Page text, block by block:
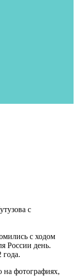
с
с ходом
России день.
года.
на фотографиях,